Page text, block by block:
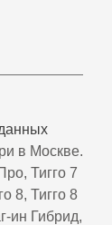
в Москве.
Тигго 7
8, Тигго 8
ин Гибрид,